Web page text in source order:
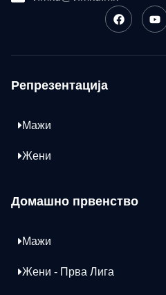
Репрезентација
Мажи
Жени
Домашно првенство
Мажи
Жени - Прва Лига